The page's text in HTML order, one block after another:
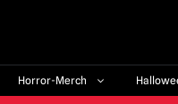
Horror-Merch
SORTIMENT IM